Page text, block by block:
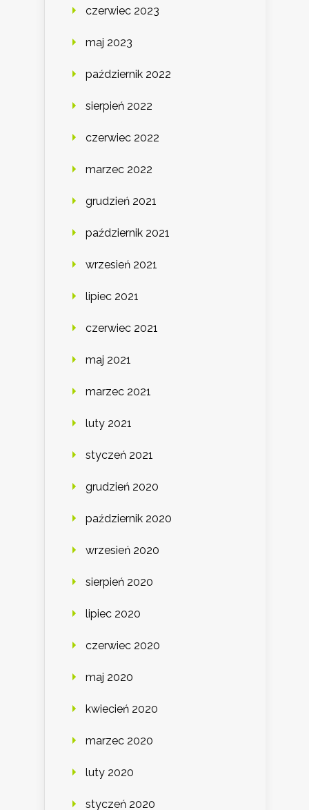
czerwiec 2023
maj 2023
październik 2022
sierpień 2022
czerwiec 2022
marzec 2022
grudzień 2021
październik 2021
wrzesień 2021
lipiec 2021
czerwiec 2021
maj 2021
marzec 2021
luty 2021
styczeń 2021
grudzień 2020
październik 2020
wrzesień 2020
sierpień 2020
lipiec 2020
czerwiec 2020
maj 2020
kwiecień 2020
marzec 2020
luty 2020
styczeń 2020